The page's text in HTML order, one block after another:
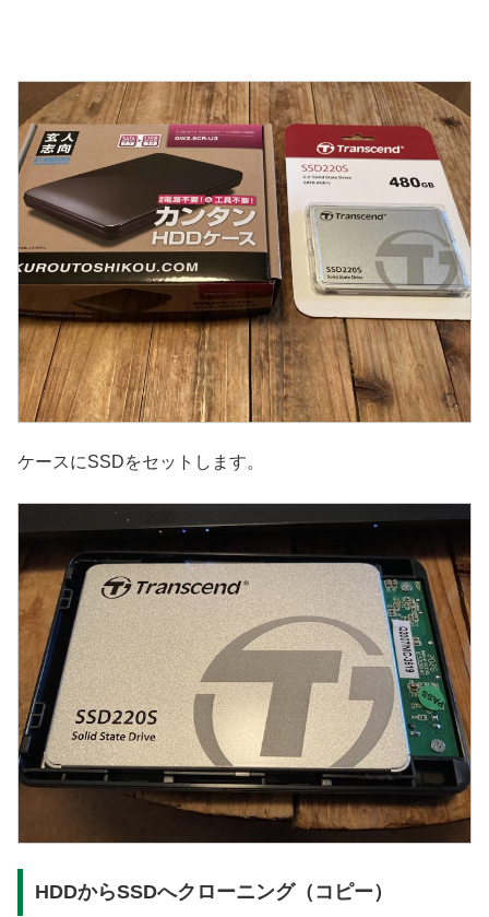
ケースにSSDをセットします。
HDDからSSDへクローニング（コピー）